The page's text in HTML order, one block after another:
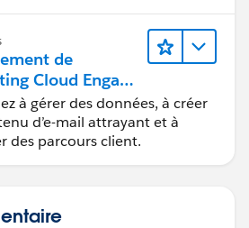
Cloud Engagement.
de
Cloud Engage
à gérer des données, à créer
d’e-mail attrayant et à
des parcours client.